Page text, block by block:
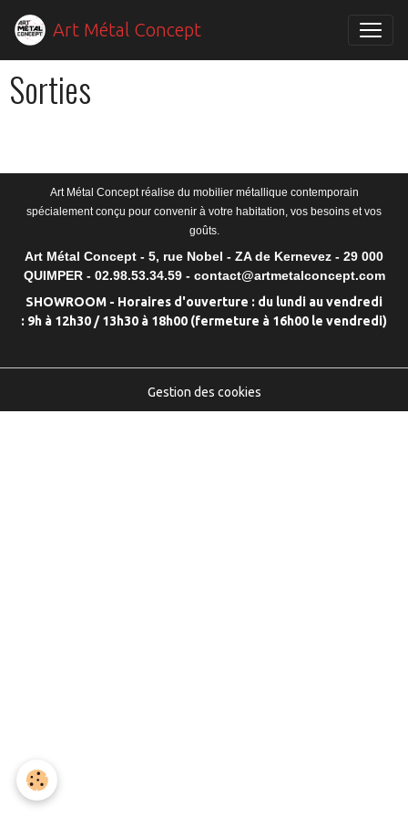
Art Métal Concept
Sorties
Art Métal Concept réalise du mobilier métallique contemporain
spécialement conçu pour convenir à votre habitation, vos besoins et vos
goûts.
Art Métal Concept - 5, rue Nobel - ZA de Kernevez - 29 000
QUIMPER - 02.98.53.34.59 - contact@artmetalconcept.com
SHOWROOM - Horaires d'ouverture : du lundi au vendredi
: 9h à 12h30 / 13h30 à 18h00 (fermeture à 16h00 le vendredi)
Gestion des cookies